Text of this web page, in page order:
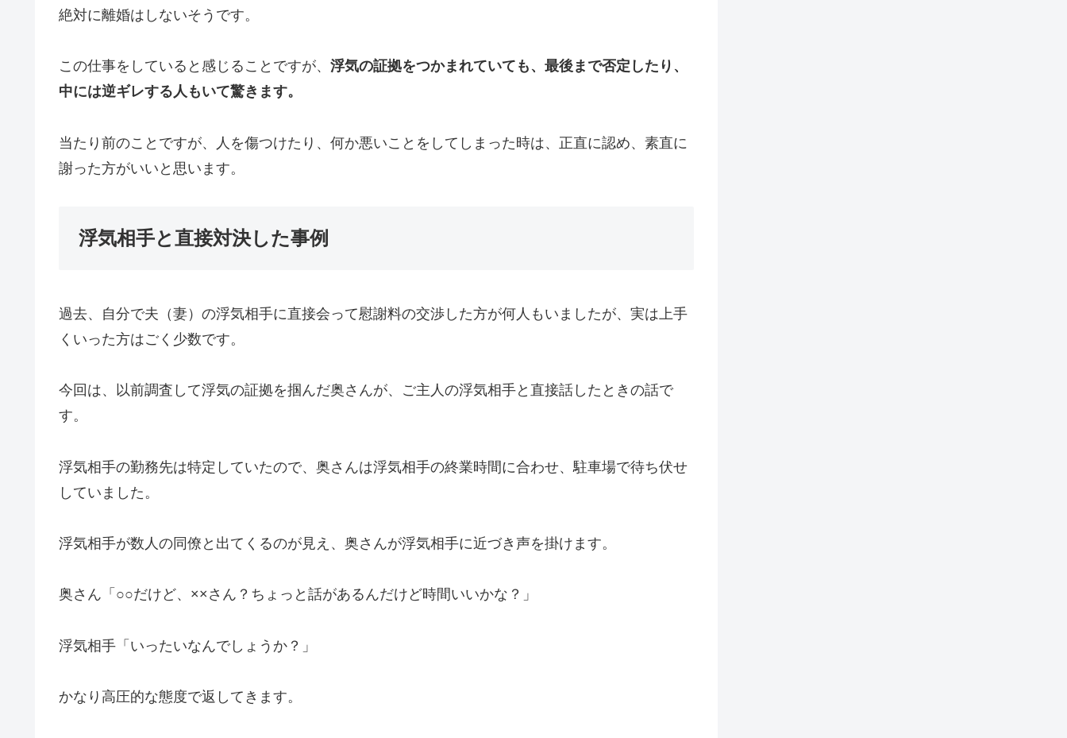
絶対に離婚はしないそうです。
この仕事をしていると感じることですが、 浮気の証拠をつかまれていても、最後まで否定したり、
中には逆ギレする人もいて驚きます。
当たり前のことですが、人を傷つけたり、何か悪いことをしてしまった時は、正直に認め、素直に
謝った方がいいと思います。
浮気相手と直接対決した事例
過去、自分で夫（妻）の浮気相手に直接会って慰謝料の交渉した方が何人もいましたが、実は上手
くいった方はごく少数です。
今回は、以前調査して浮気の証拠を掴んだ奥さんが、ご主人の浮気相手と直接話したときの話で
す。
浮気相手の勤務先は特定していたので、奥さんは浮気相手の終業時間に合わせ、駐車場で待ち伏せ
していました。
浮気相手が数人の同僚と出てくるのが見え、奥さんが浮気相手に近づき声を掛けます。
奥さん 「○○だけど、××さん？ちょっと話があるんだけど時間いいかな？」
浮気相手 「いったいなんでしょうか？」
かなり高圧的な態度で返してきます。